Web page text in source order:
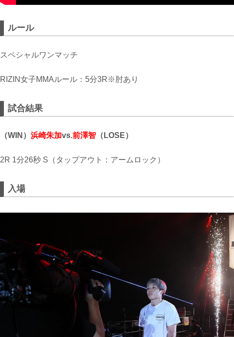
ルール
スペシャルワンマッチ
RIZIN女子MMAルール：5分3R※肘あり
試合結果
（WIN） 浜崎朱加vs.前澤智 （LOSE）
2R 1分26秒 S（タップアウト：アームロック）
入場